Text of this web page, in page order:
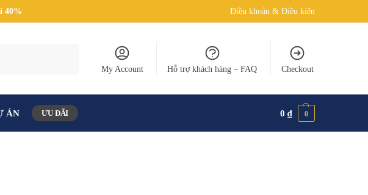
40% Điều khoản & Điều kiện
My Account Hỗ trợ khách hàng – FAQ Checkout
ÁN ƯU ĐÃI 0₫ 0